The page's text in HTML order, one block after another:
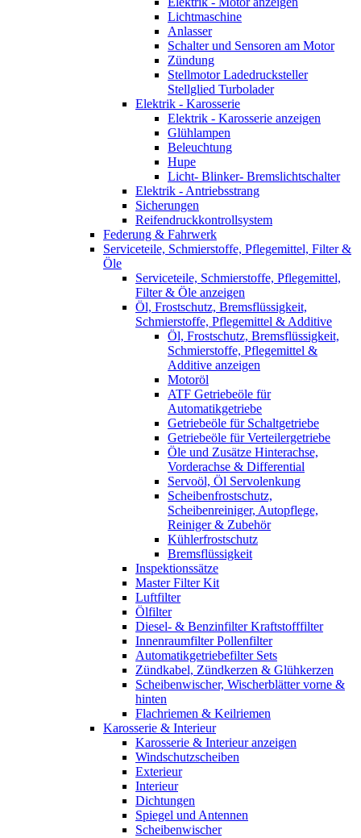
Lichtmaschine
Anlasser
Schalter und Sensoren am Motor
Zündung
Stellmotor Ladedrucksteller
Stellglied Turbolader
Elektrik - Karosserie
Elektrik - Karosserie anzeigen
Glühlampen
Beleuchtung
Hupe
Licht- Blinker- Bremslichtschalter
Elektrik - Antriebsstrang
Sicherungen
Reifendruckkontrollsystem
Federung & Fahrwerk
Serviceteile, Schmierstoffe, Pflegemittel, Filter &
Öle
Serviceteile, Schmierstoffe, Pflegemittel,
Filter & Öle anzeigen
Öl, Frostschutz, Bremsflüssigkeit,
Schmierstoffe, Pflegemittel & Additive
Öl, Frostschutz, Bremsflüssigkeit,
Schmierstoffe, Pflegemittel &
Additive anzeigen
Motoröl
ATF Getriebeöle für
Automatikgetriebe
Getriebeöle für Schaltgetriebe
Getriebeöle für Verteilergetriebe
Öle und Zusätze Hinterachse,
Vorderachse & Differential
Servoöl, Öl Servolenkung
Scheibenfrostschutz,
Scheibenreiniger, Autopflege,
Reiniger & Zubehör
Kühlerfrostschutz
Bremsflüssigkeit
Inspektionssätze
Master Filter Kit
Luftfilter
Ölfilter
Diesel- & Benzinfilter Kraftstofffilter
Innenraumfilter Pollenfilter
Automatikgetriebefilter Sets
Zündkabel, Zündkerzen & Glühkerzen
Scheibenwischer, Wischerblätter vorne &
hinten
Flachriemen & Keilriemen
Karosserie & Interieur
Karosserie & Interieur anzeigen
Windschutzscheiben
Exterieur
Interieur
Dichtungen
Spiegel und Antennen
Scheibenwischer